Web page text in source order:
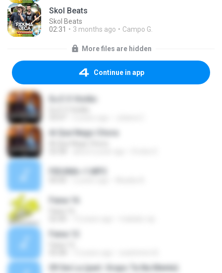
Skol Beats
Skol Beats
02:31
3 months ago Campo G.
More files are hidden
Continue in app
Eu E O Violão
Aí Que Nego Chora
FIDUMA~1.MP3
Faixa 16
Faixa 12
09 Sei La (part. Grupo Ta Na Mente)